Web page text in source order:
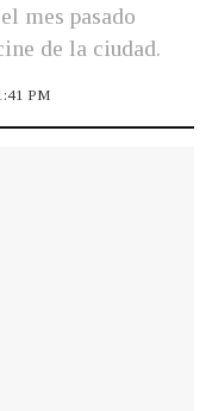
mes pasado
de la ciudad.
PM